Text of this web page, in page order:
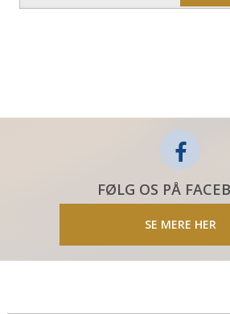
FØLG OS PÅ
SE MERE HER